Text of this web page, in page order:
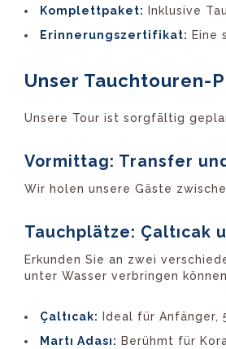
Komplettpaket:
Inklusive
Erinnerungszertifikat: Eine
Unser Tauchtouren-
Unsere Tour ist sorgfältig
Vormittag: Transfer
Wir holen unsere Gäste
Tauchplätze: Çaltıcak
Erkunden Sie an zwei
unter Wasser verbringen
Çaltıcak:
Ideal für Anfänger,
Martı Adası: Berühmt für